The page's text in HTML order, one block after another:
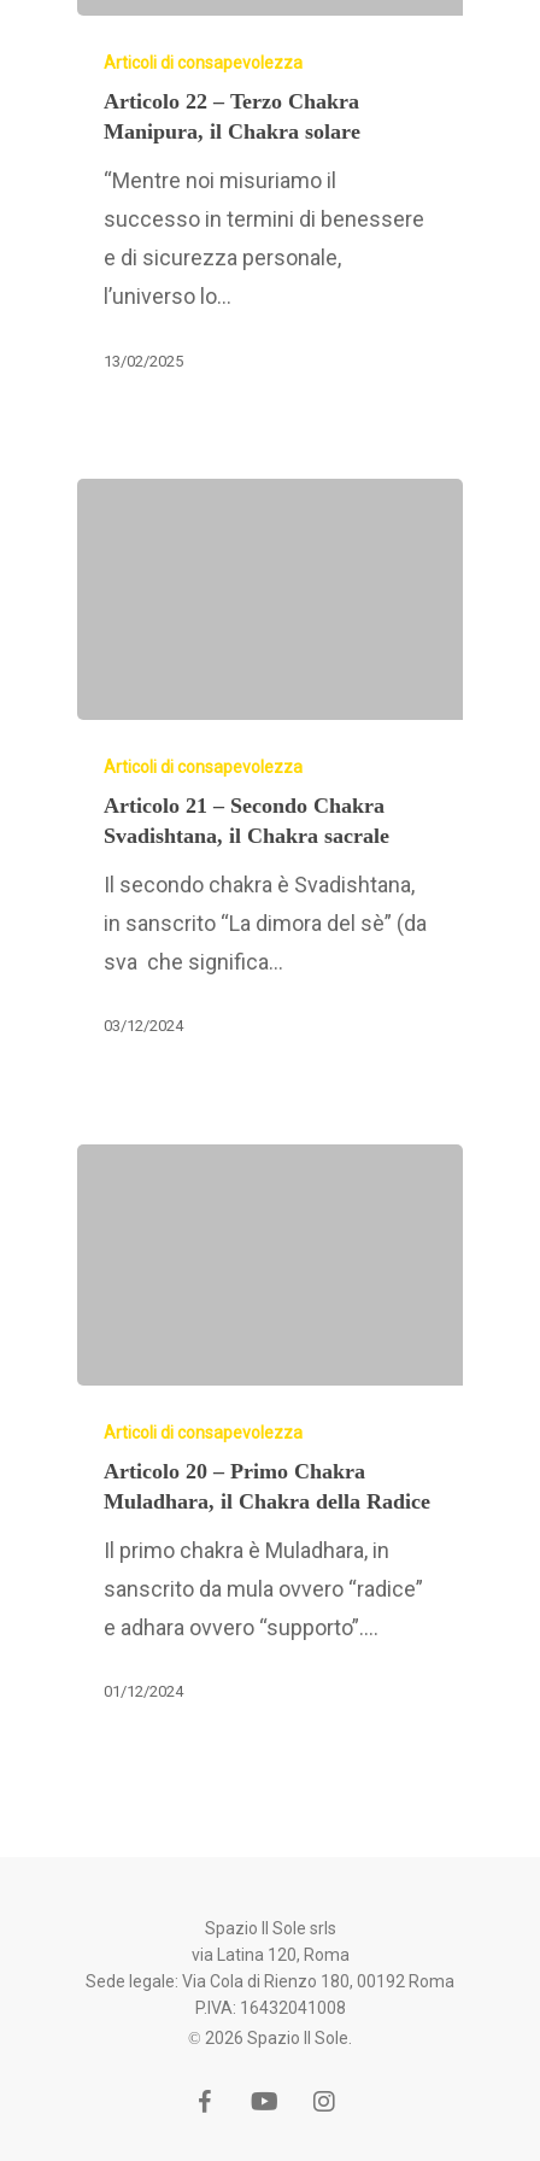
Articoli di consapevolezza
Articolo 22 – Terzo Chakra
Manipura, il Chakra solare
“Mentre noi misuriamo il
successo in termini di benessere
e di sicurezza personale,
l’universo lo…
13/02/2025
Articoli di consapevolezza
Articolo 21 – Secondo Chakra
Svadishtana, il Chakra sacrale
Il secondo chakra è Svadishtana,
in sanscrito “La dimora del sè” (da
sva che significa…
03/12/2024
Articoli di consapevolezza
Articolo 20 – Primo Chakra
Muladhara, il Chakra della Radice
Il primo chakra è Muladhara, in
sanscrito da mula ovvero “radice”
e adhara ovvero “supporto”.…
01/12/2024
Spazio Il Sole srls
via Latina 120, Roma
Sede legale: Via Cola di Rienzo 180, 00192 Roma
P.IVA: 16432041008
© 2026 Spazio Il Sole.
facebookyoutube instagram